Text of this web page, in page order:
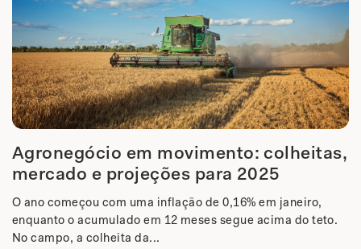
Agronegócio em movimento: colheitas,
mercado e projeções para 2025
O ano começou com uma inflação de 0,16% em janeiro,
enquanto o acumulado em 12 meses segue acima do teto.
No campo, a colheita da...